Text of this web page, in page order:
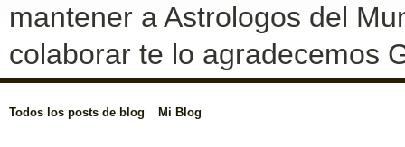
mantener a Astrologos del
colaborar te lo agradecemos
Todos los posts de blog Mi Blog